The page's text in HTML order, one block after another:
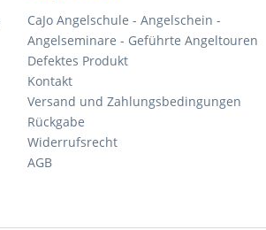
CaJo Angelschule - Angelschein -
Angelseminare - Geführte Angeltouren
Defektes Produkt
Kontakt
Versand und Zahlungsbedingungen
Rückgabe
Widerrufsrecht
AGB